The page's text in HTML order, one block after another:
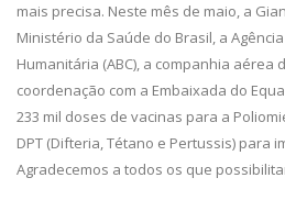
mais precisa. Neste mês de maio, a
Ministério da Saúde do Brasil, a
Humanitária (ABC), a companhia aérea
coordenação com a Embaixada do
233 mil doses de vacinas para a
DPT (Difteria, Tétano e Pertussis) para
Agradecemos a todos os que